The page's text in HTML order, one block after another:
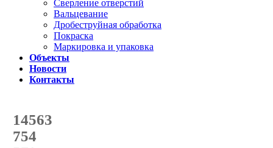
Сверление отверстий
Вальцевание
Дробеструйная обработка
Покраска
Маркировка и упаковка
Объекты
Новости
Контакты
14563
с начала года
754
с начала месяца